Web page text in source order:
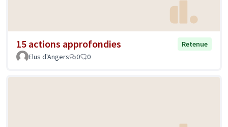
15 actions approfondies
Retenue
Elus d'Angers
0 0